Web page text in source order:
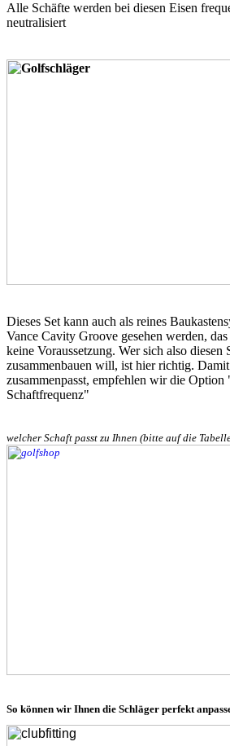
Alle Schäfte werden bei diesen Eisen
neutralisiert
Dieses Set kann auch als reines
Vance Cavity Groove gesehen werden,
keine Voraussetzung. Wer sich also diesen
zusammenbauen will, ist hier richtig. Damit
zusammenpasst, empfehlen wir die
Schaftfrequenz"
welcher Schaft passt zu Ihnen (bitte auf die
So können wir Ihnen die Schläger perfekt